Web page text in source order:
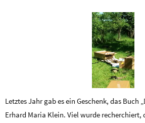
Letztes Jahr gab es ein Geschenk, das Buch
Erhard Maria Klein. Viel wurde recherchiert,